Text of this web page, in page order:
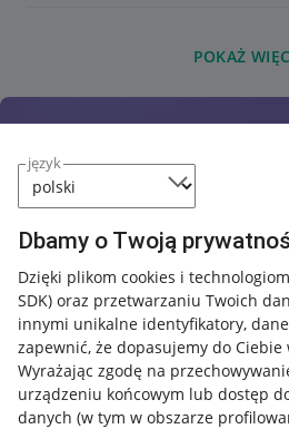
język
Dbamy o Twoją
Dzięki plikom cookies i
SDK) oraz przetwarzaniu Twoich
innymi unikalne identyfikatory,
zapewnić, że dopasujemy do
Wyrażając zgodę na
urządzeniu końcowym lub dostęp
danych (w tym w obszarze
POKAŻ